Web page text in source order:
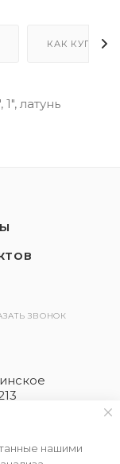
КАК КУПИТЬ
латунь
ЗВОНОК
нашими